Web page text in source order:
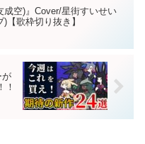
成空)』Cover/星街すいせい
【歌枠切り抜き】
が
！